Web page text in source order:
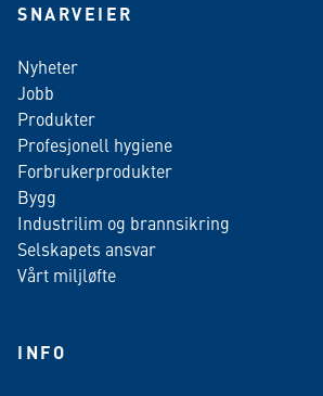
SNARVEIER
Nyheter
Jobb
Produkter
Profesjonell hygiene
Forbrukerprodukter
Bygg
Industrilim og brannsikring
Selskapets ansvar
Vårt miljløfte
INFO